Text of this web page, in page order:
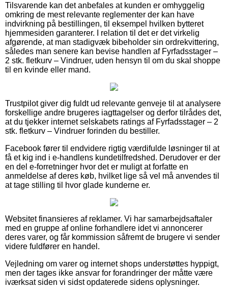
Tilsvarende kan det anbefales at kunden er omhyggelig
omkring de mest relevante reglementer der kan have
indvirkning på bestillingen, til eksempel hvilken bytteret
hjemmesiden garanterer. I relation til det er det virkelig
afgørende, at man stadigvæk bibeholder sin ordrekvittering,
således man senere kan bevise handlen af Fyrfadsstager –
2 stk. fletkurv – Vindruer, uden hensyn til om du skal shoppe
til en kvinde eller mand.
Trustpilot giver dig fuldt ud relevante genveje til at analysere
forskellige andre brugeres iagttagelser og derfor tilrådes det,
at du tjekker internet selskabets ratings af Fyrfadsstager – 2
stk. fletkurv – Vindruer forinden du bestiller.
Facebook fører til endvidere rigtig værdifulde løsninger til at
få et kig ind i e-handlens kundetilfredshed. Derudover er der
en del e-forretninger hvor det er muligt at forfatte en
anmeldelse af deres køb, hvilket lige så vel må anvendes til
at tage stilling til hvor glade kunderne er.
Websitet finansieres af reklamer. Vi har samarbejdsaftaler
med en gruppe af online forhandlere idet vi annoncerer
deres varer, og får kommission såfremt de brugere vi sender
videre fuldfører en handel.
Vejledning om varer og internet shops understøttes hyppigt,
men der tages ikke ansvar for forandringer der måtte være
iværksat siden vi sidst opdaterede sidens oplysninger.